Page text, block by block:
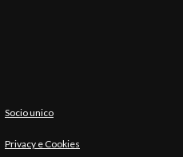
Socio unico
Privacy e Cookies